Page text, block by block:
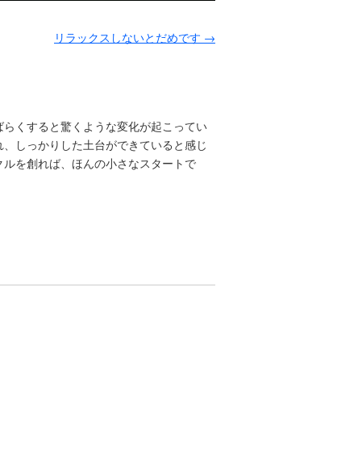
リラックスしないとだめです →
くすると驚くような変化が起こってい
しっかりした土台ができていると感じ
を創れば、ほんの小さなスタートで